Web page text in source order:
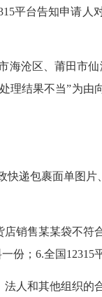
平台告知申请人
沧区、莆田市仙
理结果不当”为由
递包裹面单图片
销售某某袋不符
；6.全国12315
人和其他组织的